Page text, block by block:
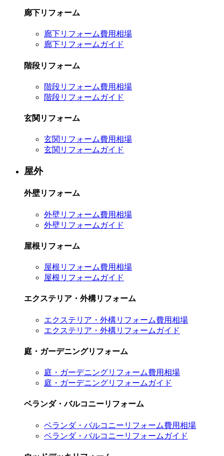
廊下リフォーム
廊下リフォーム費用相場
廊下リフォームガイド
階段リフォーム
階段リフォーム費用相場
階段リフォームガイド
玄関リフォーム
玄関リフォーム費用相場
玄関リフォームガイド
屋外
外壁リフォーム
外壁リフォーム費用相場
外壁リフォームガイド
屋根リフォーム
屋根リフォーム費用相場
屋根リフォームガイド
エクステリア・外構リフォーム
エクステリア・外構リフォーム費用相場
エクステリア・外構リフォームガイド
庭・ガーデニングリフォーム
庭・ガーデニングリフォーム費用相場
庭・ガーデニングリフォームガイド
ベランダ・バルコニーリフォーム
ベランダ・バルコニーリフォーム費用相場
ベランダ・バルコニーリフォームガイド